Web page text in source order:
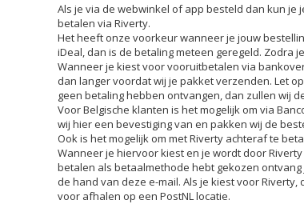
Als je via de webwinkel of app besteld dan kun
betalen via Riverty.
Het heeft onze voorkeur wanneer je jouw
iDeal, dan is de betaling meteen geregeld. Zodra
Wanneer je kiest voor vooruitbetalen via
dan langer voordat wij je pakket verzenden. Let
geen betaling hebben ontvangen, dan zullen wij
Voor Belgische klanten is het mogelijk om via
wij hier een bevestiging van en pakken wij de
Ook is het mogelijk om met Riverty achteraf te
Wanneer je hiervoor kiest en je wordt door
betalen als betaalmethode hebt gekozen
de hand van deze e-mail. Als je kiest voor
voor afhalen op een PostNL locatie.